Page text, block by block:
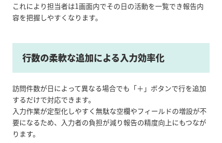
これにより担当者は1画面内でその日の活動を一覧でき報告内
容を把握しやすくなります。
行数の柔軟な追加による入力効率化
訪問件数が日によって異なる場合でも「＋」ボタンで行を追加
するだけで対応できます。
入力作業が定型化しやすく無駄な空欄やフィールドの増設が不
要になるため、入力者の負担が減り報告の精度向上にもつなが
ります。